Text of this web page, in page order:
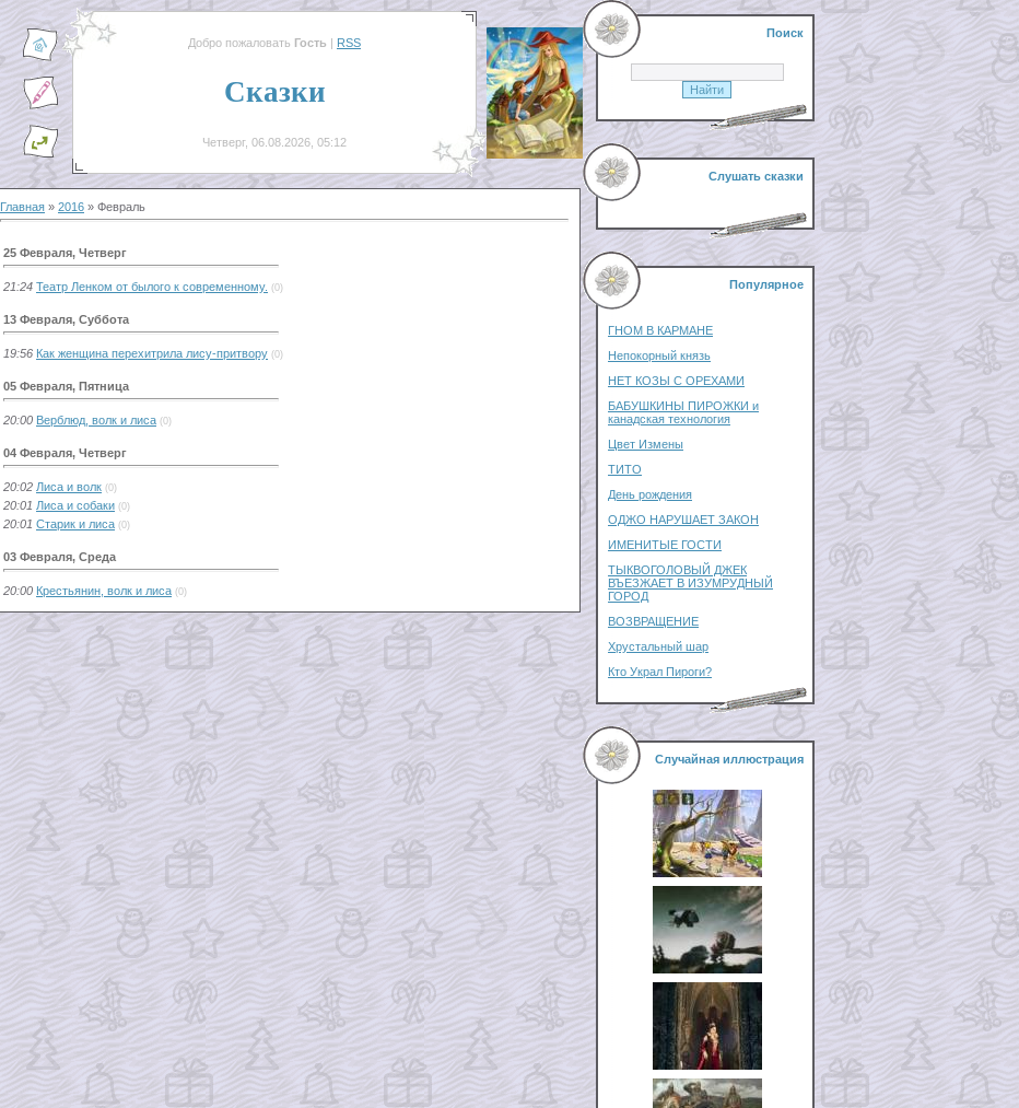
Добро пожаловать Гость | RSS
Сказки
Четверг, 06.08.2026, 05:12
Главная » 2016 » Февраль
25 Февраля, Четверг
21:24 Театр Ленком от былого к современному. (0)
13 Февраля, Суббота
19:56 Как женщина перехитрила лису-притвору (0)
05 Февраля, Пятница
20:00 Верблюд, волк и лиса (0)
04 Февраля, Четверг
20:02 Лиса и волк (0)
20:01 Лиса и собаки (0)
20:01 Старик и лиса (0)
03 Февраля, Среда
20:00 Крестьянин, волк и лиса (0)
Поиск
Слушать сказки
Популярное
ГНОМ В КАРМАНЕ
Непокорный князь
НЕТ КОЗЫ С ОРЕХАМИ
БАБУШКИНЫ ПИРОЖКИ и
канадская технология
Цвет Измены
ТИТО
День рождения
ОДЖО НАРУШАЕТ ЗАКОН
ИМЕНИТЫЕ ГОСТИ
ТЫКВОГОЛОВЫЙ ДЖЕК
ВЪЕЗЖАЕТ В ИЗУМРУДНЫЙ
ГОРОД
ВОЗВРАЩЕНИЕ
Хрустальный шар
Кто Украл Пироги?
Случайная иллюстрация